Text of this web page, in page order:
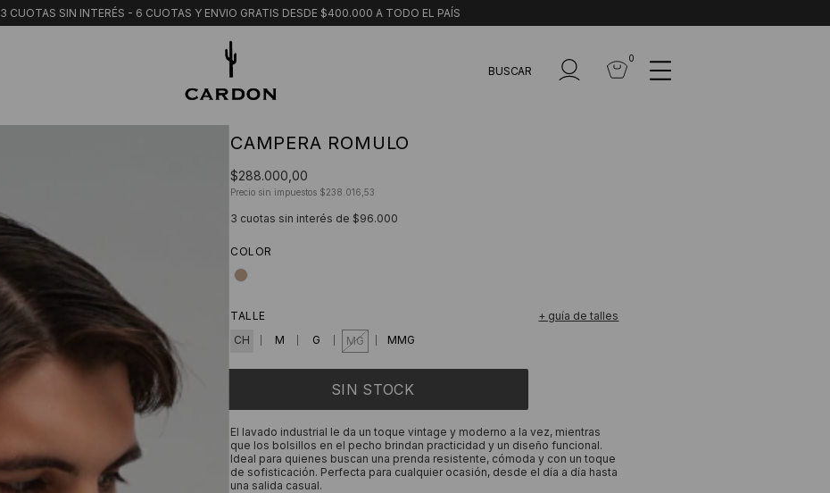
3 CUOTAS SIN INTERÉS - 6 CUOTAS Y ENVIO GRATIS DESDE $400.000 A TODO EL PAÍS
BUSCAR
0
CAMPERA ROMULO
$288.000,00
Precio sin impuestos $238.016,53
3 cuotas sin interés de $96.000
COLOR
TALLE
+ guía de talles
CH
M G MG MMG
El lavado industrial le da un toque vintage y moderno a la vez, mientras
que los bolsillos en el pecho brindan practicidad y un diseño funcional.
Ideal para quienes buscan una prenda resistente, cómoda y con un toque
de sofisticación. Perfecta para cualquier ocasión, desde el día a día hasta
una salida casual.